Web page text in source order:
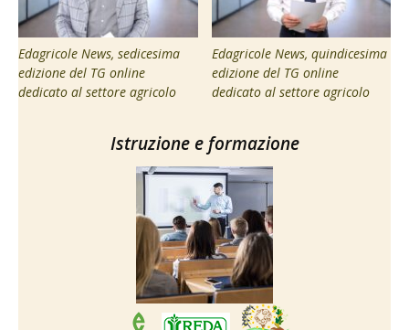
Edagricole News, sedicesima
edizione del TG online
dedicato al settore agricolo
Edagricole News, quindicesima
edizione del TG online
dedicato al settore agricolo
Istruzione e formazione